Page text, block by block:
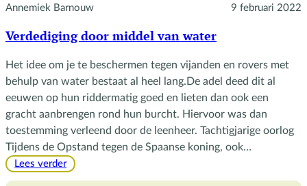
Annemiek Barnouw 9 februari 2022
Verdediging door middel van water
Het idee om je te beschermen tegen vijanden en rovers met
behulp van water bestaat al heel lang.De adel deed dit al
eeuwen op hun riddermatig goed en lieten dan ook een
gracht aanbrengen rond hun burcht. Hiervoor was dan
toestemming verleend door de leenheer. Tachtigjarige oorlog
Tijdens de Opstand tegen de Spaanse koning, ook…
Lees verder: